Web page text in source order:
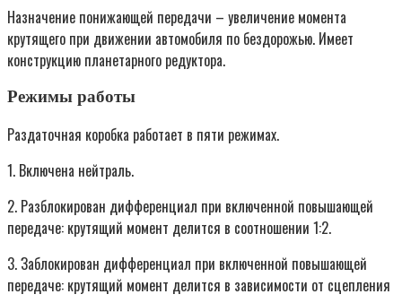
Назначение понижающей передачи – увеличение момента
крутящего при движении автомобиля по бездорожью. Имеет
конструкцию планетарного редуктора.
Режимы работы
Раздаточная коробка работает в пяти режимах.
1. Включена нейтраль.
2. Разблокирован дифференциал при включенной повышающей
передаче: крутящий момент делится в соотношении 1:2.
3. Заблокирован дифференциал при включенной повышающей
передаче: крутящий момент делится в зависимости от сцепления